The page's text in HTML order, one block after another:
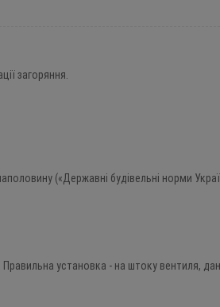
загоряння.
(«Державні будівельні норми
установка - на штоку вентиля,